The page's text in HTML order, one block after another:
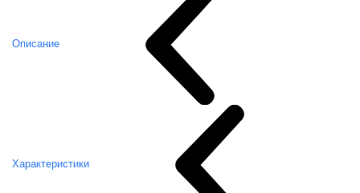
Описание
Характеристики